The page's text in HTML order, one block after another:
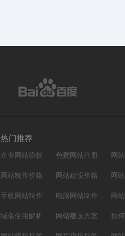
热门推荐
企业网站模板 免费网站注册 网
网站制作价格 网站建设价格 网
手机网站制作 电脑网站制作设计 网
域名使用解析 网站建设方案 如